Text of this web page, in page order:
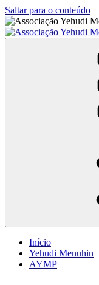
Saltar para o conteúdo
Associação Yehudi
Associação dos
Início
Yehudi Menuhin
AYMP